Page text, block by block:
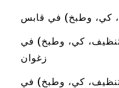
كي، وطبخ) في قابس
كي، وطبخ) في
زغوان
كي، وطبخ) في